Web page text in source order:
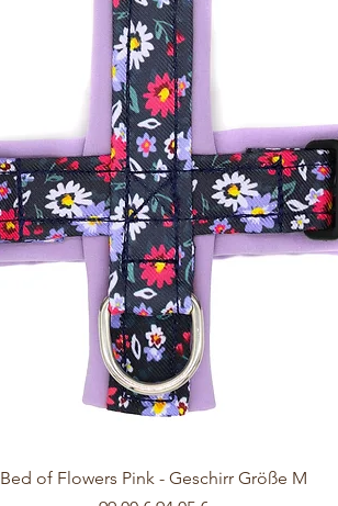
Schnellansicht
Bed of Flowers Pink - Geschirr Größe M